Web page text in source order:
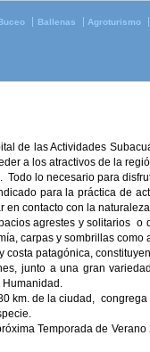
Ballenas Agroturismo
de las Actividades
a los atractivos de la
lo necesario para
para la práctica de
en contacto con la
agrestes y solitarios
carpas y sombrillas
costa patagónica,
junto a una gran
Humanidad.
km. de la ciudad,
Temporada de